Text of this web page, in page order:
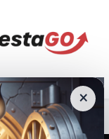
vytvoření
×